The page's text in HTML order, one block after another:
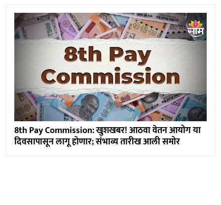
8th Pay Commission: खुशखबर! आठवा वेतन आयोग या
दिवसापासून लागू होणार; संभाव्य तारीख आली समोर